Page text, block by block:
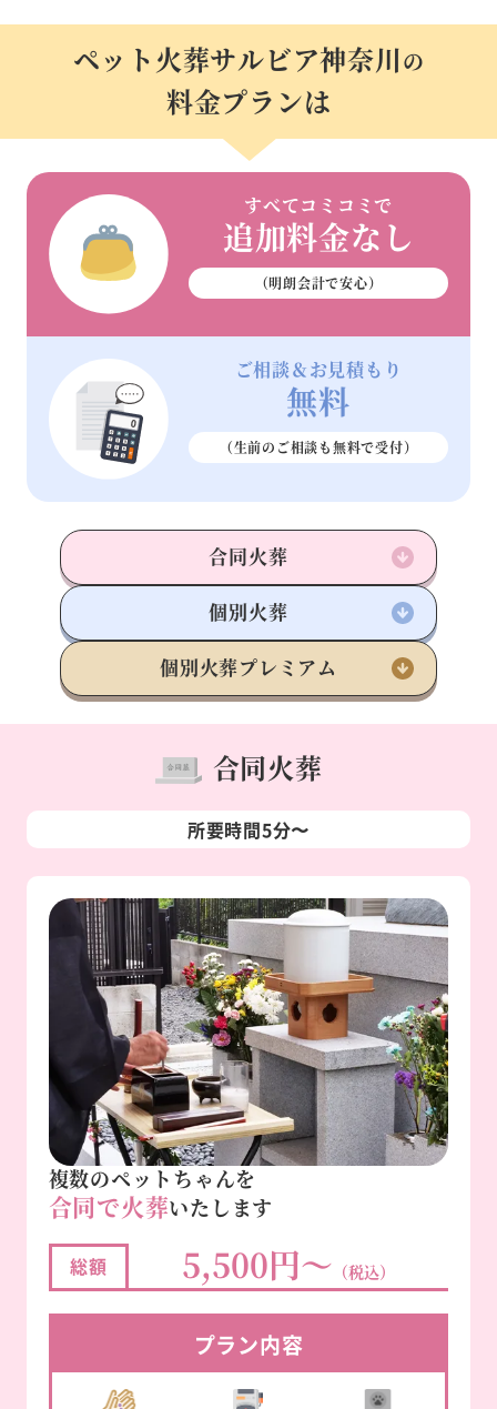
ペット火葬サルビア神奈川の
料金プランは
すべてコミコミで
追加料金なし
（明朗会計で安心）
ご相談＆お見積もり
無料
（生前のご相談も無料で受付）
合同火葬
個別火葬
個別火葬プレミアム
合同火葬
所要時間5分〜
複数のペットちゃんを
合同で火葬いたします
総額 5,500円～ （税込）
プラン内容